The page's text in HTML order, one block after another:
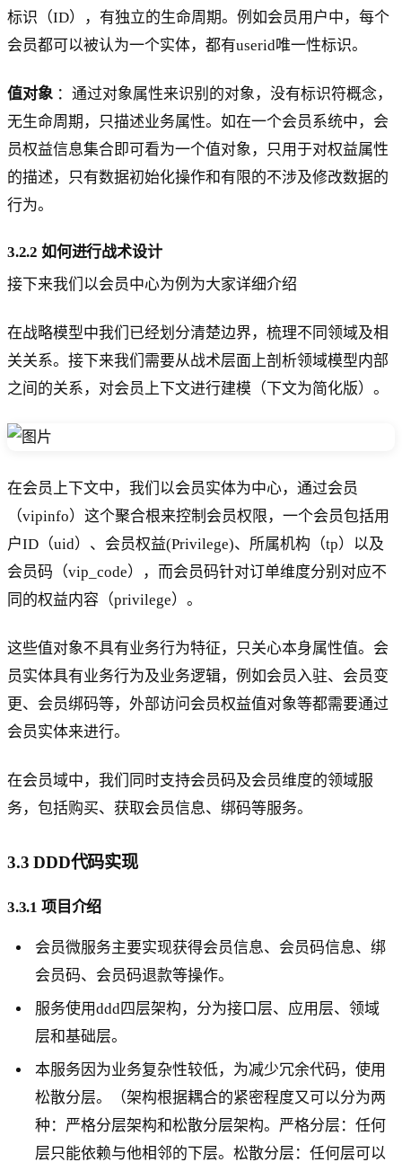
标识（ID），有独立的生命周期。例如会员用户中，每个
会员都可以被认为一个实体，都有userid唯一性标识。
值对象 ：通过对象属性来识别的对象，没有标识符概念，
无生命周期，只描述业务属性。如在一个会员系统中，会
员权益信息集合即可看为一个值对象，只用于对权益属性
的描述，只有数据初始化操作和有限的不涉及修改数据的
行为。
3.2.2 如何进行战术设计
接下来我们以会员中心为例为大家详细介绍
在战略模型中我们已经划分清楚边界，梳理不同领域及相
关关系。接下来我们需要从战术层面上剖析领域模型内部
之间的关系，对会员上下文进行建模（下文为简化版）。
在会员上下文中，我们以会员实体为中心，通过会员
（vipinfo）这个聚合根来控制会员权限，一个会员包括用
户ID（uid）、会员权益(Privilege)、所属机构（tp）以及
会员码（vip_code），而会员码针对订单维度分别对应不
同的权益内容（privilege）。
这些值对象不具有业务行为特征，只关心本身属性值。会
员实体具有业务行为及业务逻辑，例如会员入驻、会员变
更、会员绑码等，外部访问会员权益值对象等都需要通过
会员实体来进行。
在会员域中，我们同时支持会员码及会员维度的领域服
务，包括购买、获取会员信息、绑码等服务。
3.3 DDD代码实现
3.3.1 项目介绍
会员微服务主要实现获得会员信息、会员码信息、绑
会员码、会员码退款等操作。
服务使用ddd四层架构，分为接口层、应用层、领域
层和基础层。
本服务因为业务复杂性较低，为减少冗余代码，使用
松散分层。（架构根据耦合的紧密程度又可以分为两
种：严格分层架构和松散分层架构。严格分层：任何
层只能依赖与他相邻的下层。松散分层：任何层可以